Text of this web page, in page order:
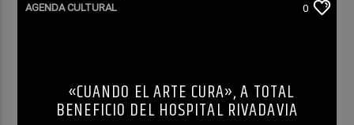
AGENDA CULTURAL 0
«CUANDO EL ARTE CURA», A TOTAL
BENEFICIO DEL HOSPITAL RIVADAVIA